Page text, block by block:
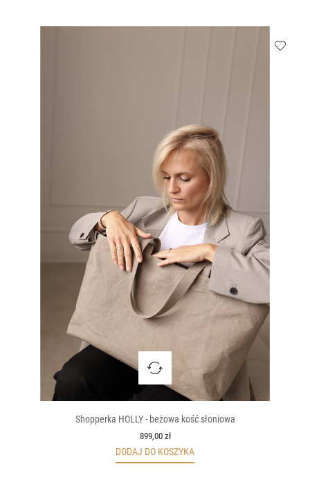
Shopperka HOLLY - beżowa kość słoniowa
899,00 zł
DODAJ DO KOSZYKA